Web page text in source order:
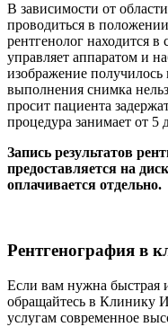
В зависимости от
проводиться в
рентгенолог находится
управляет аппаратом и
изображение
выполнения снимка
просит пациента
процедура занимает от 5
Запись результатов
предоставляется на
оплачивается отдельно.
Рентгенография в
Если вам нужна быстрая
обращайтесь в Клинику
услугам современное